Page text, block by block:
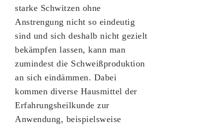
starke Schwitzen ohne
Anstrengung nicht so eindeutig
sind und sich deshalb nicht gezielt
bekämpfen lassen, kann man
zumindest die Schweißproduktion
an sich eindämmen. Dabei
kommen diverse Hausmittel der
Erfahrungsheilkunde zur
Anwendung, beispielsweise